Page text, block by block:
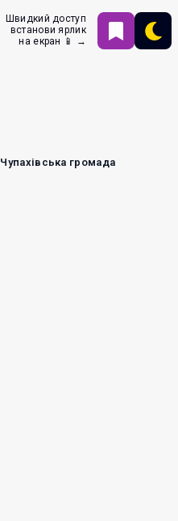
Швидкий доступ
встанови ярлик
на екран 📱 →
Чупахівська громада